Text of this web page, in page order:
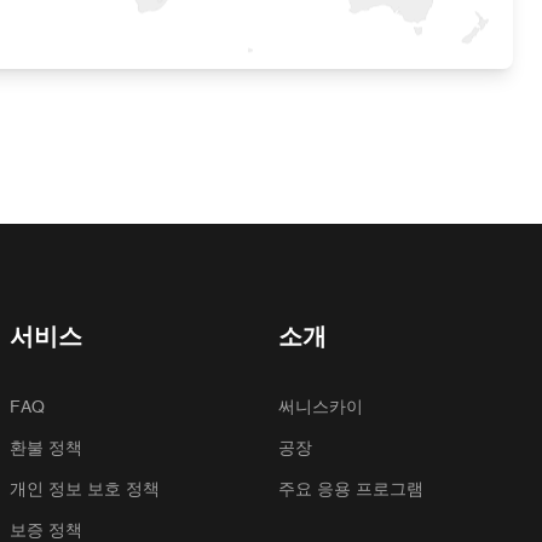
서비스
FAQ
환불 정책
개인 정보 보호 정책
보증 정책
소개
써니스카이
공장
주요 응용 프로그램